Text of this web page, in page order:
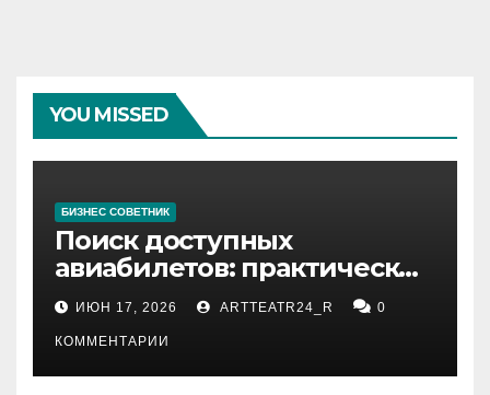
YOU MISSED
БИЗНЕС СОВЕТНИК
Поиск доступных
авиабилетов: практические
рекомендации
ИЮН 17, 2026 ARTTEATR24_R 0
КОММЕНТАРИИ